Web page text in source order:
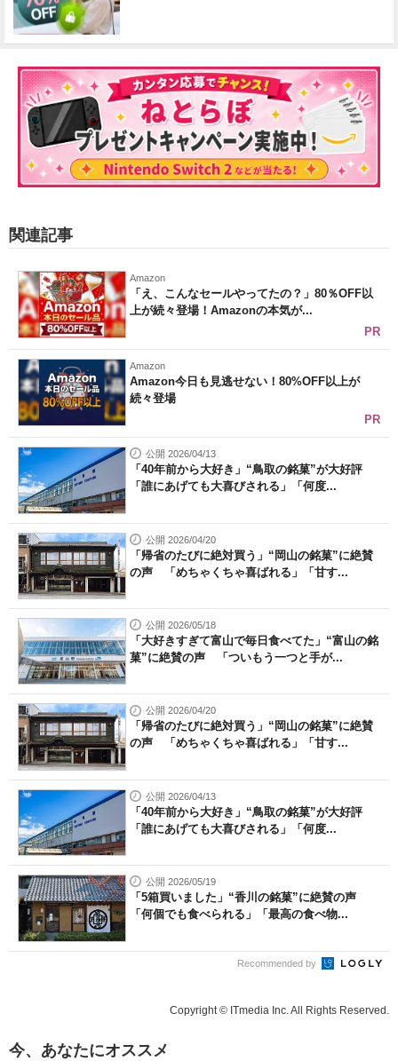
関連記事
Amazon
「え、こんなセールやってたの？」80％OFF以
上が続々登場！Amazonの本気が...
PR
Amazon
Amazon今日も見逃せない！80%OFF以上が
続々登場
PR
公開 2026/04/13
「40年前から大好き」“鳥取の銘菓”が大好評
「誰にあげても大喜びされる」「何度...
公開 2026/04/20
「帰省のたびに絶対買う」“岡山の銘菓”に絶賛
の声 「めちゃくちゃ喜ばれる」「甘す...
公開 2026/05/18
「大好きすぎて富山で毎日食べてた」“富山の銘
菓”に絶賛の声 「ついもう一つと手が...
公開 2026/04/20
「帰省のたびに絶対買う」“岡山の銘菓”に絶賛
の声 「めちゃくちゃ喜ばれる」「甘す...
公開 2026/04/13
「40年前から大好き」“鳥取の銘菓”が大好評
「誰にあげても大喜びされる」「何度...
公開 2026/05/19
「5箱買いました」“香川の銘菓”に絶賛の声
「何個でも食べられる」「最高の食べ物...
Recommended by
Copyright © ITmedia Inc. All Rights Reserved.
今、あなたにオススメ